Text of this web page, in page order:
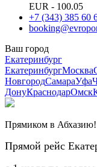
EUR - 100.05
+7 (343) 385 60
Ваш город
Екатеринбург
ЕкатеринбургМосква
НовгородСамараУфа
ДонуКраснодарОмск
Прямиком в Абхазию!
Прямой рейс